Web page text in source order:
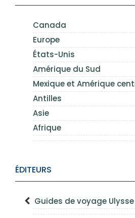
Canada
Europe
États-Unis
Amérique du Sud
Mexique et Amérique
Antilles
Asie
Afrique
ÉDITEURS
Guides de voyage Ulysse